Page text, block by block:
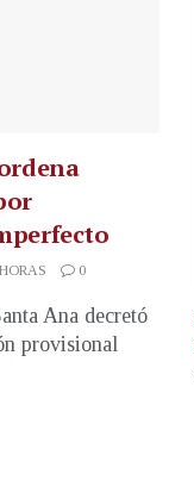
0
Ana decretó
provisional